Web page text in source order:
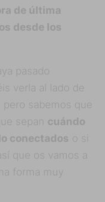
de última
desde los
pasado
verla al lado de
sabemos que
sepan cuándo
conectados o si
que os vamos a
forma muy